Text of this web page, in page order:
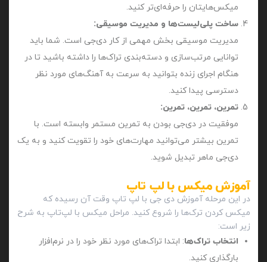
میکس‌هایتان را حرفه‌ای‌تر کنید.
ساخت پلی‌لیست‌ها و مدیریت موسیقی:
مدیریت موسیقی بخش مهمی از کار دی‌جی است. شما باید
توانایی مرتب‌سازی و دسته‌بندی تراک‌ها را داشته باشید تا در
هنگام اجرای زنده بتوانید به سرعت به آهنگ‌های مورد نظر
دسترسی پیدا کنید.
تمرین، تمرین، تمرین:
موفقیت در دی‌جی‌ بودن به تمرین مستمر وابسته است. با
تمرین بیشتر می‌توانید مهارت‌های خود را تقویت کنید و به یک
دی‌جی ماهر تبدیل شوید.
آموزش میکس با لپ تاپ
در این مرحله آموزش دی‌ جی با لپ‌ تاپ وقت آن رسیده که
میکس کردن ترک‌ها را شروع کنید. مراحل میکس با لپ‌تاپ به شرح
زیر است:
انتخاب تراک‌ها: ابتدا تراک‌های مورد نظر خود را در نرم‌افزار
بارگذاری کنید.